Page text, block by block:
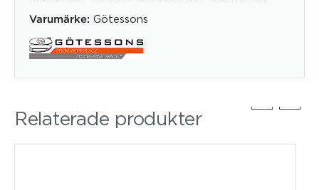
Varumärke: Götessons
Relaterade produkter